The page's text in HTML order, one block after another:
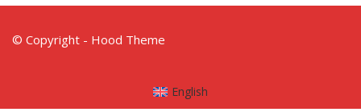
© Copyright - Hood Theme
English